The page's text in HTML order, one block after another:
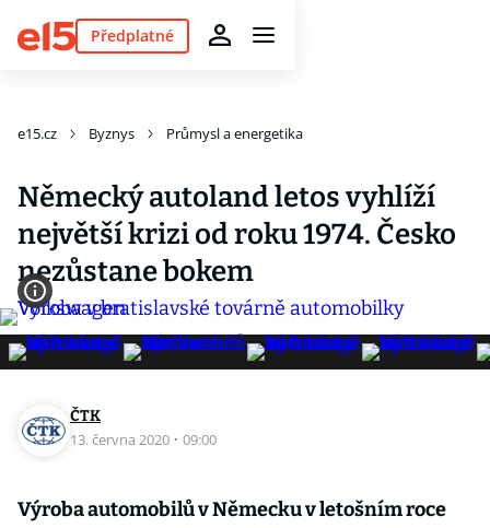
Předplatné
e15.cz Byznys Průmysl a energetika
Německý autoland letos vyhlíží
největší krizi od roku 1974. Česko
nezůstane bokem
ČTK
13. června 2020 · 09:00
Výroba automobilů v Německu v letošním roce